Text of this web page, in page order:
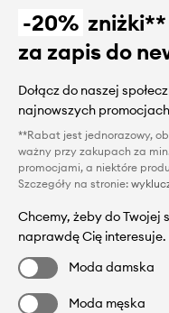
-20%
za zapis do
Dołącz do naszej
najnowszych
**Rabat jest jednorazowy,
ważny przy zakupach za
promocjami, a niektóre
Szczegóły na stronie:
Chcemy, żeby do Twojej
naprawdę Cię
Moda damska
Moda męska